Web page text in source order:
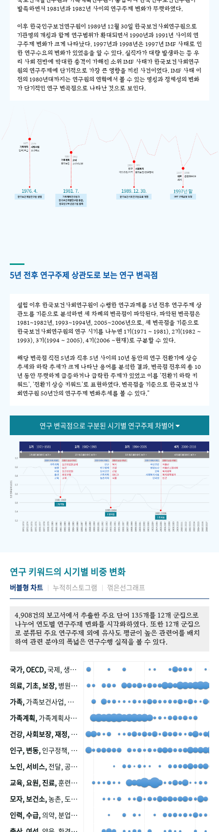
발족하면서 1981년과 1982년 사이의 연구주제 변화가 뚜렷하였다.
이후 한국인구보건연구원이 1989년 12월 30일 한국보건사회연구원으로
기관명의 개칭과 함께 연구범위가 확대되면서 1990년과 1991년 사이의 연
구주제 변화가 크게 나타났다. 1997년과 1998년은 1997년 IMF 사태로 인
한 연구수요의 변화가 있었음을 알 수 있다. 실직자가 대량 발생하는 등 우
리 사회 전반에 막대한 충격이 가해진 소위 IMF 사태가 한국보건사회연구
원의 연구주제에 단기적으로 가장 큰 영향을 끼친 사건이었다. IMF 사태 이
전의 1980년대까지는 연구원의 연혁에서 볼 수 있는 명칭과 정체성의 변화
가 단기적인 연구 변곡점으로 나타난 것으로 보인다.
5년 전후 연구주제 상관도로 보는 연구 변곡점
설립 이후 한국보건사회연구원이 수행한 연구과제를 5년 전후 연구주제 상
관도를 기준으로 분석하면 세 차례의 변곡점이 파악된다. 파악된 변곡점은
1981~1982년, 1993~1994년, 2005~2006년으로, 세 변곡점을 기준으로
한국보건사회연구원의 연구 시기를 나누면 1기(1971 ~ 1981), 2기(1982 ~
1993), 3기(1994 ~ 2005), 4기(2006 ~현재)로 구분할 수 있다.
해당 변곡점 직전 5년과 직후 5년 사이의 10년 동안의 연구 전환기에 상승
추세와 하락 추세가 크게 나타난 용어를 분석한 결과, 변곡점 전후의 총 10
년 동안 뚜렷하게 급증하거나 급락한 주제가 있었고 이를 '전환기 하락 키
워드', '전환기 상승 키워드'로 표현하였다. 변곡점을 기준으로 한국보건사
회연구원 50년간의 연구주제 변화추세를 볼 수 있다."
연구 변곡점으로 구분된 시기별 연구주제 차별어
연구 키워드의 시기별 비중 변화
버블형 차트 누적히스토그램 꺾은선그래프
4,908건의 보고서에서 추출한 주요 단어 135개를 12개 군집으로
나누어 연도별 연구주제 변화를 시각화하였다. 또한 12개 군집으
로 분류된 주요 연구주제 외에 유사도 평균이 높은 관련어를 배치
하여 관련 분야의 폭넓은 연구수행 실적을 볼 수 있다.
국가, OECD,국제, 생산, 아시아, 태평양, 태평양지역, 참가
의료, 기초, 보장, 병원, 가정, 연금, 연계, 공적, 일본, 생활, 국민기초생활보장제도, 국민연금, 기금, 저소득층, 근로, 자활, 급여, 환자, 의료비, 모니터링, 한국복지패널, 소득, 지표, 빈곤, 노후, 장애인
가족, 가족보건사업, 산업, 친화, 전국, 출산력
가족계획, 가족계획사업, 가족계획사업평가, 한국가족계획사업, 피임, 보급, 부인, 자궁, 피임약
건강, 사회보장, 재정,
인구, 변동, 인구정책, 저출산, 고령사회, 고령화, 이동, 남북한, 지방자치단체, 컨설팅, 복지정책평가, 집, 사회개발
노인, 서비스, 전달, 공공, 보육, 수요, 공급, 사회서비스, 데이터, 보호, 요양, 아동, 예방, 청소년, 효율, 자원
교육, 요원, 진료,훈련, 보건요원, 마을, 마을건강사업, 보조원, 진료원, 보건진료원, 보건진료원교재
모자, 보건소,농촌, 도시, 금연, 농촌지역, 모자보건사업
인력, 수급,의약, 분업, 식품, 의약품, 의사, 안전